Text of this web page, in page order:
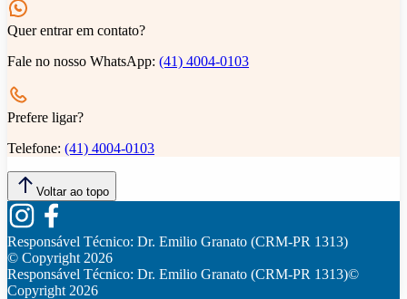
Quer entrar em contato?
Fale no nosso WhatsApp: (41) 4004-0103
Prefere ligar?
Telefone: (41) 4004-0103
Voltar ao topo
Responsável Técnico: Dr. Emilio Granato (CRM-PR 1313)
© Copyright2026
Responsável Técnico: Dr. Emilio Granato (CRM-PR 1313)©
Copyright2026